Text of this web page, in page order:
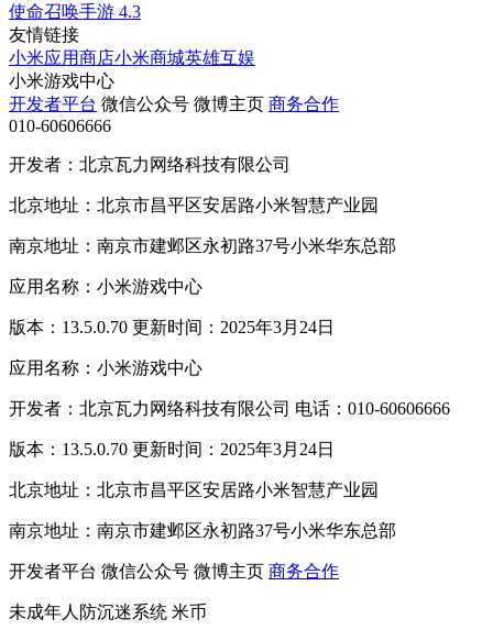
使命召唤手游 4.3
友情链接
小米应用商店小米商城英雄互娱
小米游戏中心
开发者平台 微信公众号 微博主页 商务合作
010-60606666
开发者：北京瓦力网络科技有限公司
北京地址：北京市昌平区安居路小米智慧产业园
南京地址：南京市建邺区永初路37号小米华东总部
应用名称：小米游戏中心
版本：13.5.0.70 更新时间：2025年3月24日
应用名称：小米游戏中心
开发者：北京瓦力网络科技有限公司 电话：010-60606666
版本：13.5.0.70 更新时间：2025年3月24日
北京地址：北京市昌平区安居路小米智慧产业园
南京地址：南京市建邺区永初路37号小米华东总部
开发者平台 微信公众号 微博主页 商务合作
未成年人防沉迷系统 米币